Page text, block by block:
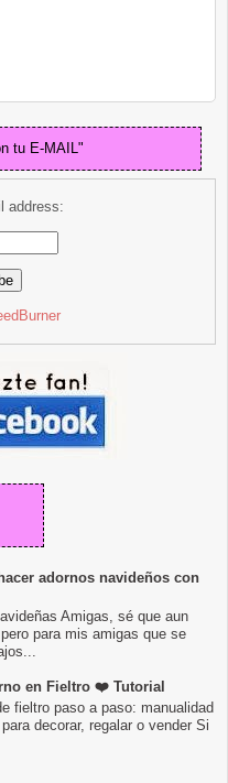
tu E-MAIL"
address:
adornos navideños con
Amigas, sé que aun
para mis amigas que se
en Fieltro ❤️ Tutorial
fieltro paso a paso: manualidad
decorar, regalar o vender Si